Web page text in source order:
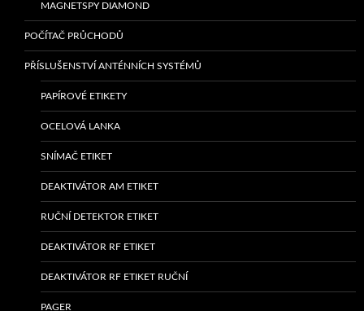
MAGNETSPY DIAMOND
POČÍTAČ PRŮCHODŮ
PŘÍSLUŠENSTVÍ ANTÉNNÍCH SYSTÉMŮ
PAPÍROVÉ ETIKETY
OCELOVÁ LANKA
SNÍMAČ ETIKET
DEAKTIVÁTOR AM ETIKET
RUČNÍ DETEKTOR ETIKET
DEAKTIVÁTOR RF ETIKET
DEAKTIVÁTOR RF ETIKET RUČNÍ
PAGER